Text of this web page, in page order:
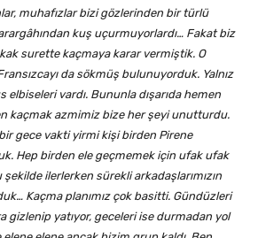
muhafızlar bizi gözlerinden bir türlü
kuş uçurmuyorlardı… Fakat biz
surette kaçmaya karar vermiştik. O
da sökmüş bulunuyorduk. Yalnız
elbiseleri vardı. Bununla dışarıda hemen
kaçmak azmimiz bize her şeyi unutturdu.
gece vakti yirmi kişi birden Pirene
Hep birden ele geçmemek için ufak ufak
şekilde ilerlerken sürekli arkadaşlarımızın
Kaçma planımız çok basitti. Gündüzleri
gizlenip yatıyor, geceleri ise durmadan yol